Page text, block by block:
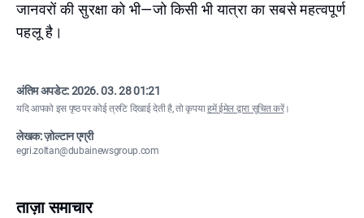
जानवरों की सुरक्षा को भी—जो किसी भी यात्रा का सबसे महत्वपूर्ण
पहलू है।
अंतिम अपडेट:2026. 03. 28 01:21
यदि आपको इस पृष्ठ पर कोई त्रुटि दिखाई देती है, तो कृपयाहमें ईमेल द्वारा सूचित करें।
लेखक: ज़ोल्टान एग्री
egri.zoltan@dubainewsgroup.com
ताज़ा समाचार